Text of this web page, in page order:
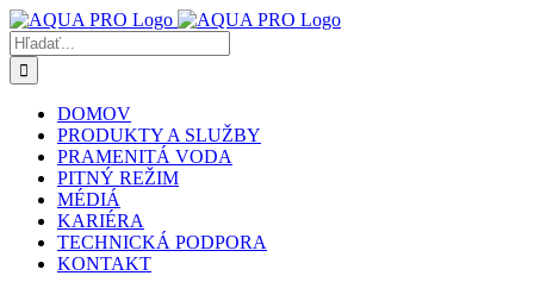
Skip
to
content
Hľadať:
DOMOV
PRODUKTY A SLUŽBY
PRAMENITÁ VODA
PITNÝ REŽIM
MÉDIÁ
KARIÉRA
TECHNICKÁ PODPORA
KONTAKT